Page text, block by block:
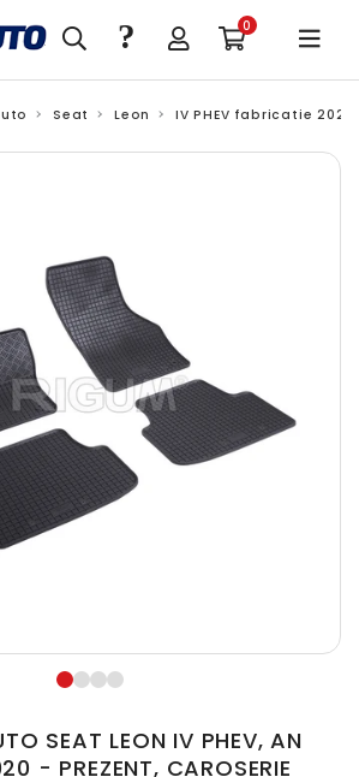
0
?
Seat Leon IV PHEV fabricatie
SEAT LEON IV PHEV, AN
- PREZENT, CAROSERIE